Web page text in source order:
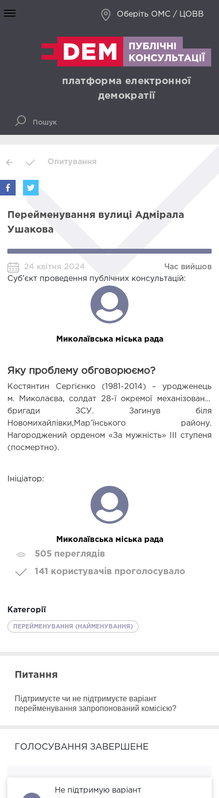
Оберіть ОМС / ЦОВВ
платформа електронної
демократії
Опитування
Перейменування вулиці Адмірала
Ушакова
24 квітня 2024
Час вийшов
Суб’єкт проведення публічних консультацій:
Миколаївська міська рада
Яку проблему обговорюємо?
Костянтин Сергієнко (1981-2014) – уродженець
м.
Миколаєва, солдат 28-ї окремої механізованої
бригади ЗСУ. Загинув біля
Новомихайлівки,Мар’їнського району.
Нагороджений орденом «За мужність» ІІІ ступеня
(посмертно).
Ініціатор:
Миколаївська міська рада
505 переглядів
141 користувачів проголосувало
Категорії
ПЕРЕЙМЕНУВАННЯ (НАЙМЕНУВАННЯ)
Питання
Підтримуєте чи не підтримуєте варіант
перейменування запропонований комісією?
ГОЛОСУВАННЯ ЗАВЕРШЕНЕ
Не підтримую варіант